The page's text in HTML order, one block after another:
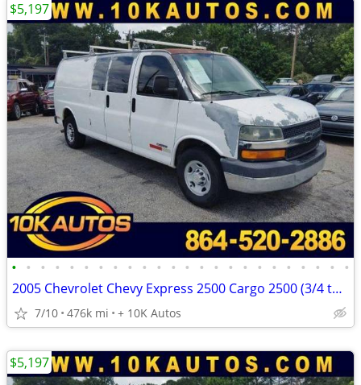
• • • • • • • • • • • • • • • • • • • • • • • •
2005 Chevrolet Chevy Express 2500 Cargo 2500 (3/4 ton)
7/10 476k mi + 10K Autos
$5,197
$5,197